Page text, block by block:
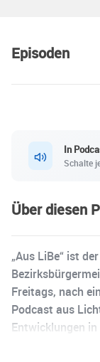
Episoden
In
Schalte
Über diesen
„Aus LiBe“ ist
Freitags, nach
Podcast aus
Entwicklungen